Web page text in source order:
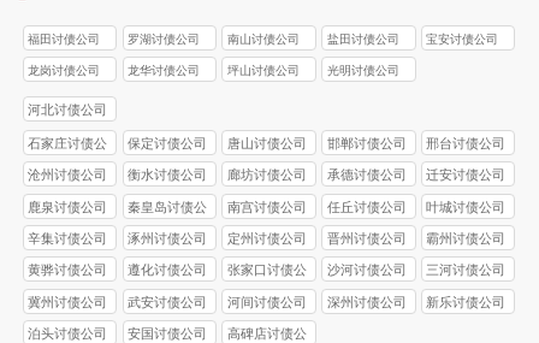
福田讨债公司 罗湖讨债公司 南山讨债公司 盐田讨债公司 宝安讨债公司
龙岗讨债公司 龙华讨债公司 坪山讨债公司 光明讨债公司
河北讨债公司
石家庄讨债公
司
保定讨债公司 唐山讨债公司 邯郸讨债公司 邢台讨债公司
沧州讨债公司 衡水讨债公司 廊坊讨债公司 承德讨债公司 迁安讨债公司
鹿泉讨债公司
秦皇岛讨债公
司
南宫讨债公司 任丘讨债公司 叶城讨债公司
辛集讨债公司 涿州讨债公司 定州讨债公司 晋州讨债公司 霸州讨债公司
黄骅讨债公司 遵化讨债公司
张家口讨债公
司
沙河讨债公司 三河讨债公司
冀州讨债公司 武安讨债公司 河间讨债公司 深州讨债公司 新乐讨债公司
泊头讨债公司 安国讨债公司
高碑店讨债公